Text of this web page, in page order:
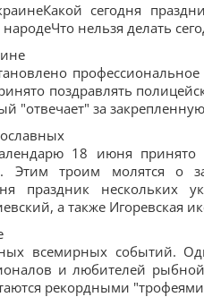
сегодня
нельзя делать
поздравлять
"отвечает" за
18 июня принято
Этим троим молятся о
праздник нескольких
а также Игоревская
всемирных событий.
и любителей
рекордными